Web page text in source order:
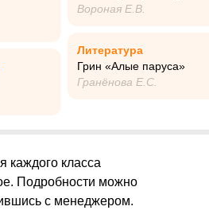
Вороная Е.В.
Литература
Грин «Алые паруса»
Гранёнова Е.С.
каждого класса
Подробности можно
с менеджером.
математики